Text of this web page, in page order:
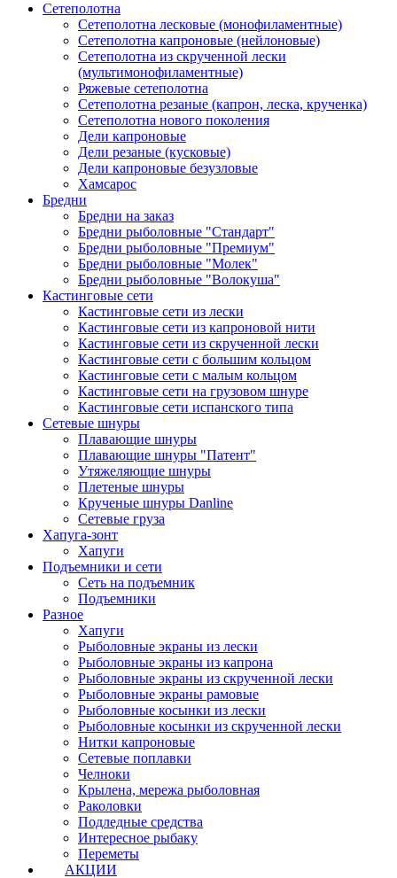
Сетеполотна
Сетеполотна лесковые (монофиламентные)
Сетеполотна капроновые (нейлоновые)
Сетеполотна из скрученной лески
(мультимонофиламентные)
Ряжевые сетеполотна
Сетеполотна резаные (капрон, леска, крученка)
Сетеполотна нового поколения
Дели капроновые
Дели резаные (кусковые)
Дели капроновые безузловые
Хамсарос
Бредни
Бредни на заказ
Бредни рыболовные "Стандарт"
Бредни рыболовные "Премиум"
Бредни рыболовные "Молек"
Бредни рыболовные "Волокуша"
Кастинговые сети
Кастинговые сети из лески
Кастинговые сети из капроновой нити
Кастинговые сети из скрученной лески
Кастинговые сети с большим кольцом
Кастинговые сети с малым кольцом
Кастинговые сети на грузовом шнуре
Кастинговые сети испанского типа
Сетевые шнуры
Плавающие шнуры
Плавающие шнуры "Патент"
Утяжеляющие шнуры
Плетеные шнуры
Крученые шнуры Danline
Сетевые груза
Хапуга-зонт
Хапуги
Подъемники и сети
Сеть на подъемник
Подъемники
Разное
Хапуги
Рыболовные экраны из лески
Рыболовные экраны из капрона
Рыболовные экраны из скрученной лески
Рыболовные экраны рамовые
Рыболовные косынки из лески
Рыболовные косынки из скрученной лески
Нитки капроновые
Сетевые поплавки
Челноки
Крылена, мережа рыболовная
Раколовки
Подледные средства
Интересное рыбаку
Переметы
АКЦИИ